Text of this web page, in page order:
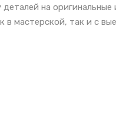
на
мастерской, так и с